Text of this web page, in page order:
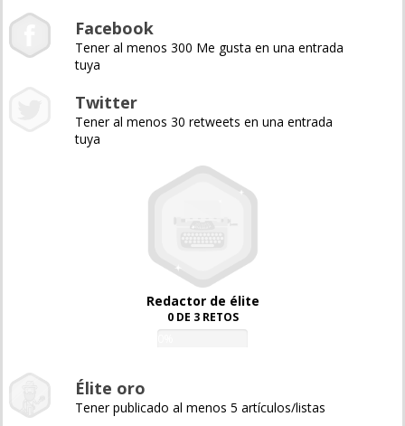
Facebook
Tener al menos 300 Me gusta en una entrada
tuya
Twitter
Tener al menos 30 retweets en una entrada
tuya
Redactor de élite
0 DE 3 RETOS
Élite oro
Tener publicado al menos 5 artículos/listas